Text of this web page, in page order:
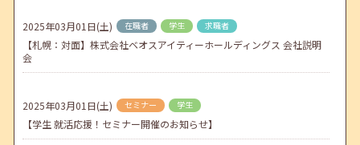
2026年04月01日(水) jobcafeからのお知らせ
地方拠点臨時閉所のお知らせ
2025年03月01日(土) 在職者 学生 求職者
【札幌：対面】株式会社ベオスアイティーホールディングス 会社説明
会
2025年03月01日(土) セミナー 学生
【学生 就活応援！セミナー開催のお知らせ】